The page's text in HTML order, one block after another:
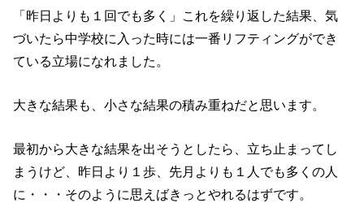
「昨日よりも１回でも多く」これを繰り返した結果、気
づいたら中学校に入った時には一番リフティングができ
ている立場になれました。
大きな結果も、小さな結果の積み重ねだと思います。
最初から大きな結果を出そうとしたら、立ち止まってし
まうけど、昨日より１歩、先月よりも１人でも多くの人
に・・・そのように思えばきっとやれるはずです。